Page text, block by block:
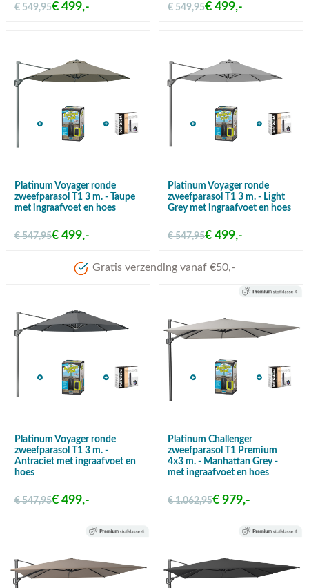
€ 549,95€ 499,- € 549,95€ 499,-
Platinum Voyager ronde
zweefparasol T1 3 m. - Taupe
met ingraafvoet en hoes
€ 547,95€ 499,-
Platinum Voyager ronde
zweefparasol T1 3 m. - Light
Grey met ingraafvoet en hoes
€ 547,95€ 499,-
Meer dan 80 jaar ervaring
Platinum Voyager ronde
zweefparasol T1 3 m. -
Antraciet met ingraafvoet en
hoes
€ 547,95€ 499,-
Platinum Challenger
zweefparasol T1 Premium
4x3 m. - Manhattan Grey -
met ingraafvoet en hoes
€ 1.062,95€ 979,-